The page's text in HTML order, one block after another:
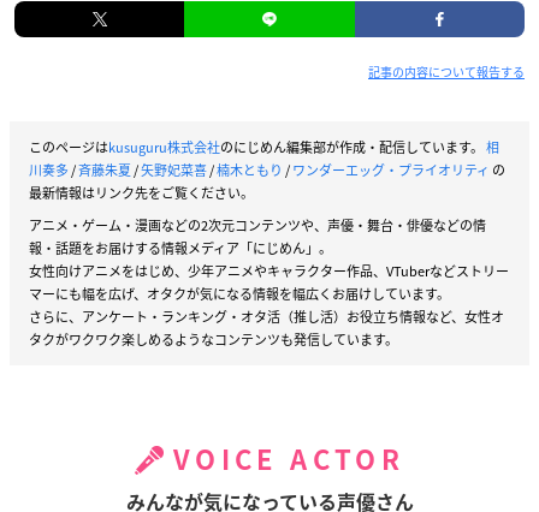
青沼ねいる：
記事の内容について報告する
このページはkusuguru株式会社のにじめん編集部が作成・配信しています。 相
川奏多/斉藤朱夏/矢野妃菜喜/楠木ともり /ワンダーエッグ・プライオリティ の
最新情報はリンク先をご覧ください。
アニメ・ゲーム・漫画などの2次元コンテンツや、声優・舞台・俳優などの情
報・話題をお届けする情報メディア「にじめん」。
女性向けアニメをはじめ、少年アニメやキャラクター作品、VTuberなどストリー
マーにも幅を広げ、オタクが気になる情報を幅広くお届けしています。
さらに、アンケート・ランキング・オタ活（推し活）お役立ち情報など、女性オ
タクがワクワク楽しめるようなコンテンツも発信しています。
VOICE ACTOR
みんなが気になっている声優さん